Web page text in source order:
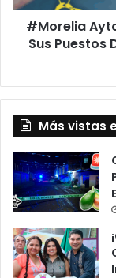
Sus
Puestos
Antes
12
De
Octubre
#Morelia
Sus Puestos
Más vistas